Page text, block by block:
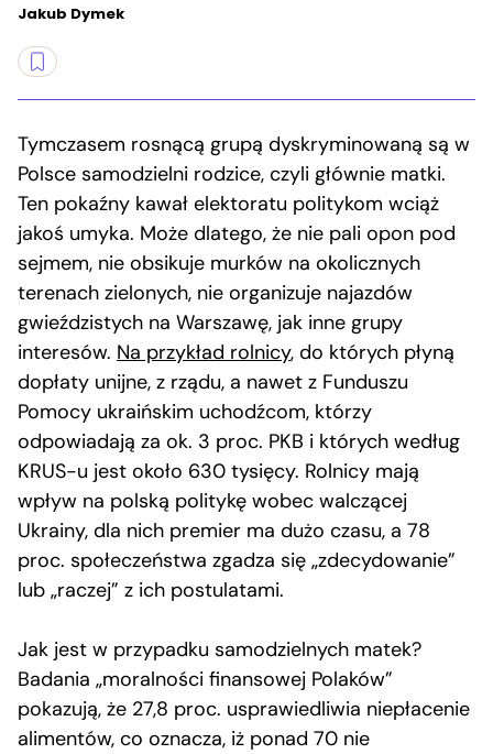
Jakub Dymek
Tymczasem rosnącą grupą dyskryminowaną są w
Polsce samodzielni rodzice, czyli głównie matki.
Ten pokaźny kawał elektoratu politykom wciąż
jakoś umyka. Może dlatego, że nie pali opon pod
sejmem, nie obsikuje murków na okolicznych
terenach zielonych, nie organizuje najazdów
gwieździstych na Warszawę, jak inne grupy
interesów. Na przykład rolnicy, do których płyną
dopłaty unijne, z rządu, a nawet z Funduszu
Pomocy ukraińskim uchodźcom, którzy
odpowiadają za ok. 3 proc. PKB i których według
KRUS-u jest około 630 tysięcy. Rolnicy mają
wpływ na polską politykę wobec walczącej
Ukrainy, dla nich premier ma dużo czasu, a 78
proc. społeczeństwa zgadza się „zdecydowanie”
lub „raczej” z ich postulatami.
Jak jest w przypadku samodzielnych matek?
Badania „moralności finansowej Polaków”
pokazują, że 27,8 proc. usprawiedliwia niepłacenie
alimentów, co oznacza, iż ponad 70 nie